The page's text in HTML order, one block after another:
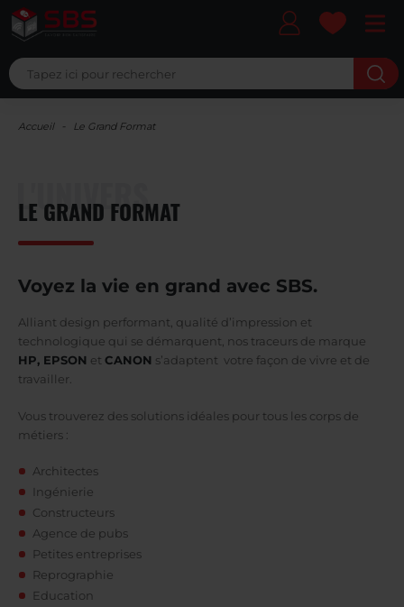
Ma liste
Accueil Le Grand Format
L'UNIVERS
LE GRAND FORMAT
Voyez la vie en grand avec SBS.
Alliant design performant, qualité d’impression et
technologique qui se démarquent, nos traceurs de marque
HP, EPSON et CANON s’adaptent votre façon de vivre et de
travailler.
Vous trouverez des solutions idéales pour tous les corps de
métiers :
Architectes
Ingénierie
Constructeurs
Agence de pubs
Petites entreprises
Reprographie
Education